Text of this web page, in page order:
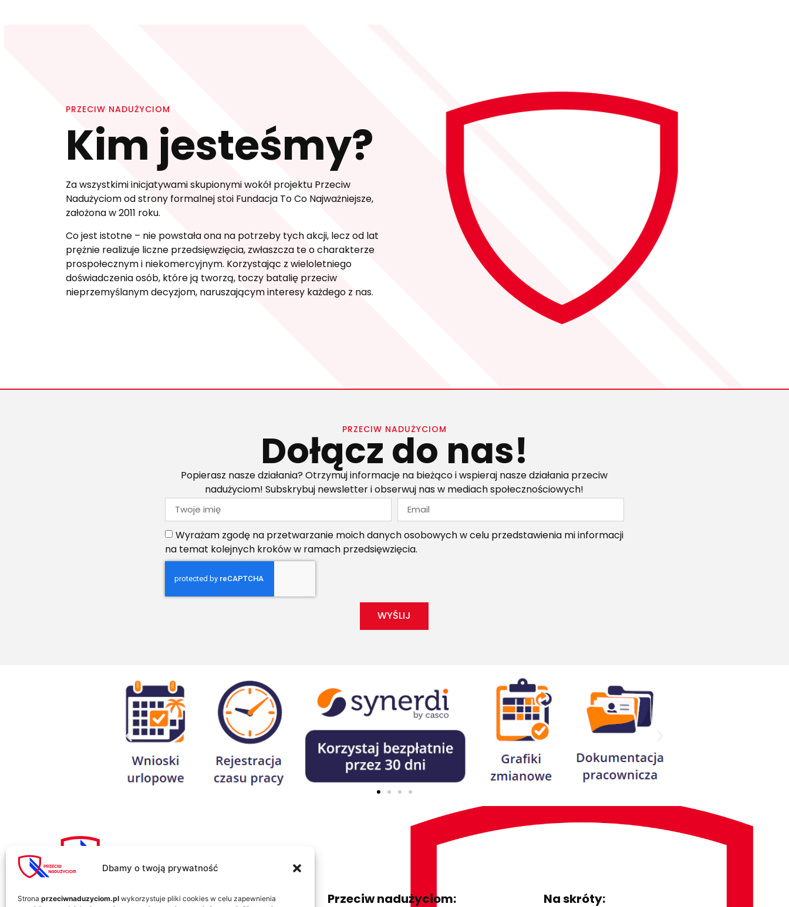
Dbamy o twoją prywatność
Strona przeciwnaduzyciom.pl wykorzystuje pliki cookies w celu zapewnienia
PRZECIW NADUŻYCIOM
Kim jesteśmy?
Za wszystkimi inicjatywami skupionymi wokół projektu Przeciw
Nadużyciom od strony formalnej stoi Fundacja To Co Najważniejsze,
założona w 2011 roku.
Co jest istotne – nie powstała ona na potrzeby tych akcji, lecz od lat
prężnie realizuje liczne przedsięwzięcia, zwłaszcza te o charakterze
prospołecznym i niekomercyjnym. Korzystając z wieloletniego
doświadczenia osób, które ją tworzą, toczy batalię przeciw
nieprzemyślanym decyzjom, naruszającym interesy każdego z nas.
PRZECIW NADUŻYCIOM
Dołącz do nas!
Popierasz nasze działania? Otrzymuj informacje na bieżąco i wspieraj nasze działania przeciw
nadużyciom! Subskrybuj newsletter i obserwuj nas w mediach społecznościowych!
Wyrażam zgodę na przetwarzanie moich danych osobowych w celu przedstawienia mi informacji
na temat kolejnych kroków w ramach przedsięwzięcia.
WYŚLIJ
al. Zwycięstwa 96/98 Przeciw nadużyciom: Na skróty: